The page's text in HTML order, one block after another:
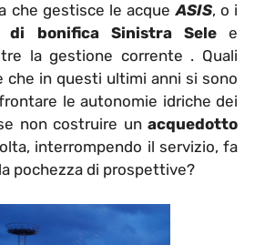
che gestisce le acqueASIS, o i
di bonifica Sinistra Selee
la gestione corrente . Quali
che in questi ultimi anni si sono
le autonomie idriche dei
non costruire un acquedotto
interrompendo il servizio, fa
pochezza di prospettive?